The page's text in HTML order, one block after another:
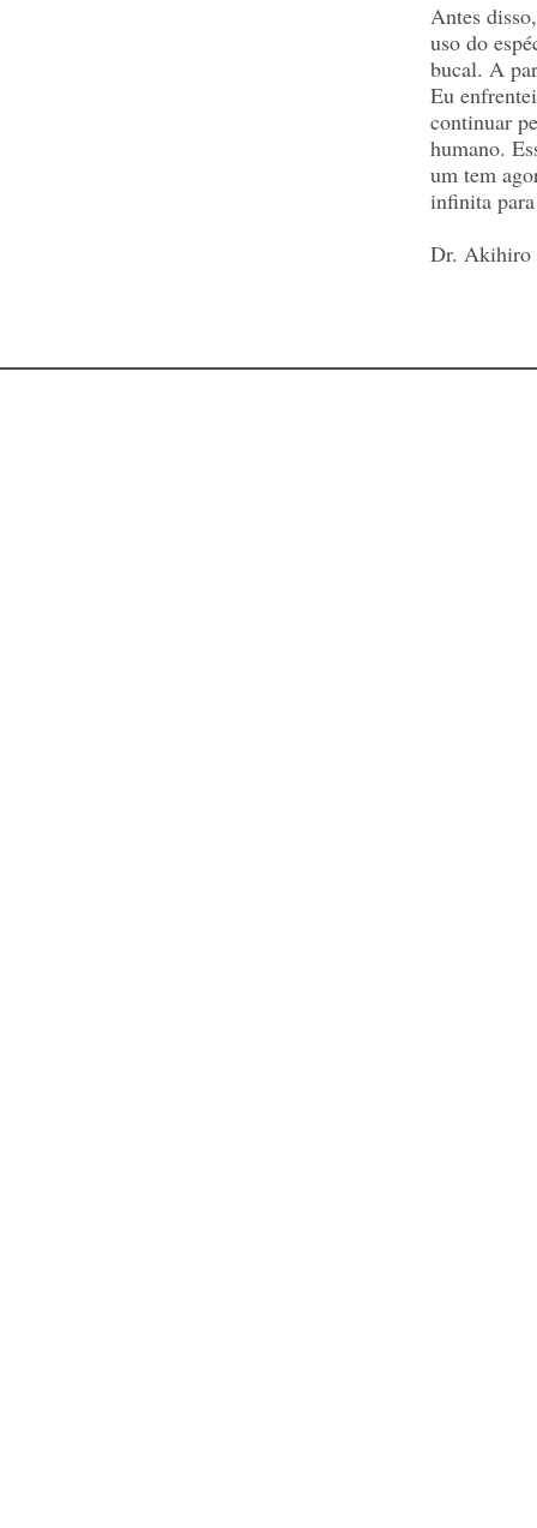
Antes
uso do
bucal. A
Eu
continuar
humano.
um tem
infinita
Dr. Akihiro